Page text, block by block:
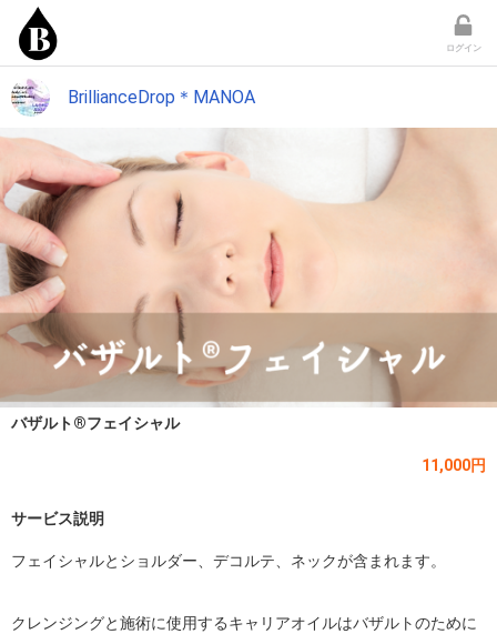
ログイン
BrillianceDrop＊MANOA
バザルト®フェイシャル
11,000円
サービス説明
フェイシャルとショルダー、デコルテ、ネックが含まれます。
クレンジングと施術に使用するキャリアオイルはバザルトのために